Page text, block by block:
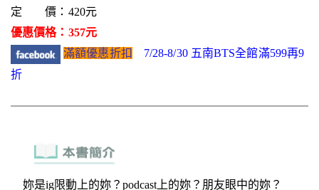
定 價：420元
優惠價格：357元
滿額優惠折扣
7/28-8/30 五南BTS全館滿599再9
折